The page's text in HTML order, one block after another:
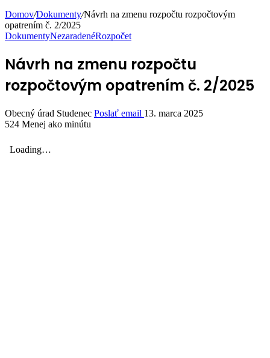
Domov/Dokumenty/Návrh na zmenu rozpočtu rozpočtovým
opatrením č. 2/2025
DokumentyNezaradenéRozpočet
Návrh na zmenu rozpočtu
rozpočtovým opatrením č. 2/2025
Obecný úrad Studenec Poslať email 13. marca 2025
524 Menej ako minútu